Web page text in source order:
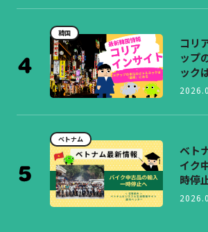
韓国
コリ
ップ
ック
ベトナム
ベト
イク
時停